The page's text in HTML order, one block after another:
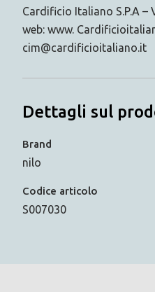
Cardificio Italiano S.P.A –
web: www.
cim@cardificioitaliano.it
Dettagli sul
Brand
nilo
Codice articolo
S007030